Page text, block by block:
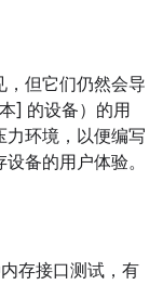
，但它们仍然会导
] 的设备）的用
力环境，以便编写
备的用户体验。
存接口测试，有